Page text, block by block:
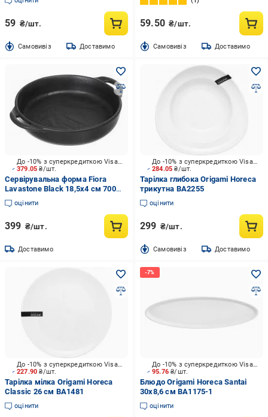
59 ₴/шт.
Cамовивіз Доставимо
59.50 ₴/шт.
Cамовивіз Доставимо
379.05₴/шт.
До -10% з суперкредиткою Visa Вигода
Сервірувальна форма Fiora
Lavastone Black 18,5х4 см 700
мл
оцінити
399 ₴/шт.
Доставимо
284.05₴/шт.
До -10% з суперкредиткою Visa Вигода
Тарілка глибока Origami Horeca
трикутна BA2255
оцінити
299 ₴/шт.
Cамовивіз Доставимо
227.90₴/шт.
До -10% з суперкредиткою Visa Вигода
Тарілка мілка Origami Horeca
Classic 26 см BA1481
оцінити
95.76₴/шт.
До -10% з суперкредиткою Visa Вигода
Блюдо Origami Horeca Santai
30х8,6 см BA1175-1
оцінити